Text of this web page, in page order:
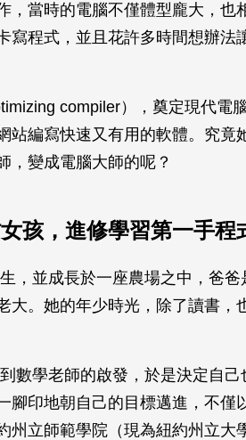
，當時的電腦不僅體型龐大，也
寫程式，並且花許多時間想辦法
compiler），奠定現代電
站編寫快速又有用的軟體。究竟
，變成電腦大師的呢？
孩，進修學習第一手程
，並成長於一座農場之中，爸
大。她的年少時光，除了讀書，
數學老師的啟發，於是決定自
腳印地朝自己的目標邁進，不僅
州立師範學院（現為紐約州立大